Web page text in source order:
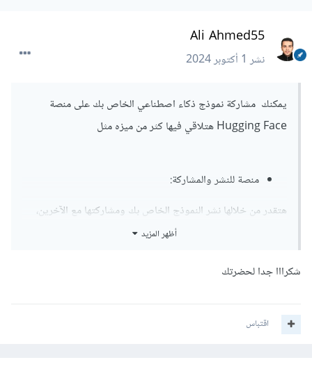
Ali Ahmed55
نشر1 أكتوبر 2024
يمكنك مشاركة نموذج ذكاء اصطناعي الخاص بك على منصة
Hugging Face هتلاقي فيها كثر من ميزه مثل
منصة للنشر والمشاركة:
هتقدر من خلالها نشر النموذج الخاص بك ومشاركتها مع الآخرين،
بحيث يسهل على الباحثين والمطورين استخدام النماذج الموجودة
أظهر المزيد
شكرااا جدا لحضرتك
اقتباس